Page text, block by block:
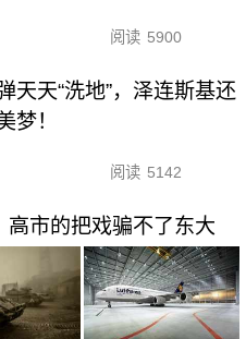
阅读 5900
天天“洗地”，泽连斯基还
梦！
阅读 5142
市的把戏骗不了东大